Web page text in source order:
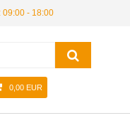
09:00 - 18:00
0,00 EUR